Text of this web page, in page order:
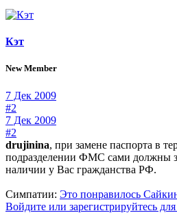
Кэт
New Member
7 Дек 2009
#2
7 Дек 2009
#2
drujinina, при замене паспорта в
подразделении ФМС сами должны
наличии у Вас гражданства РФ.
Симпатии: Это понравилось
Войдите или зарегистрируйтесь для